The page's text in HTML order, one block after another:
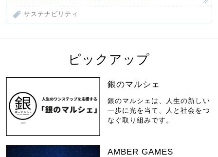
サステナビリティ
ピックアップ
銀のマルシェ
銀のマルシェは、人生の新しい
一歩に光を当て、人と社会をつ
なぐ取り組みです。
AMBER GAMES